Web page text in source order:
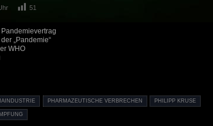
51
„Pandemie“
WHO
PHARMAZEUTISCHE VERBRECHEN PHILIPP KRUSE